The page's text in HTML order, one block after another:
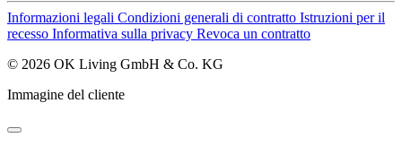
Informazioni legali Condizioni generali di contratto Istruzioni per il
recesso Informativa sulla privacy Revoca un contratto
© 2026 OK Living GmbH & Co. KG
Immagine del cliente